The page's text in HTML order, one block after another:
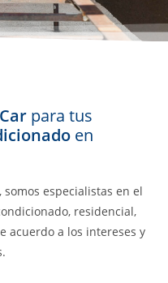
para tus
en
somos especialistas en el
residencial,
acuerdo a los intereses y